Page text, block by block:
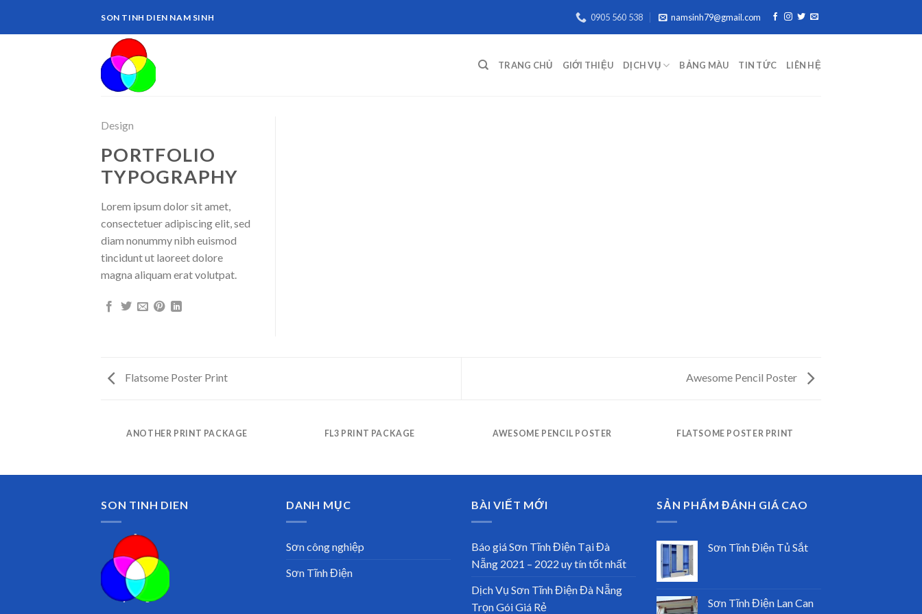
SON TINH DIEN NAM SINH 0905 560 538 namsinh79@gmail.com
TRANG CHỦ GIỚI THIỆU DỊCH VỤ BẢNG MÀU TIN TỨC LIÊN HỆ
Design
PORTFOLIO
TYPOGRAPHY
Lorem ipsum dolor sit amet,
consectetuer adipiscing elit, sed
diam nonummy nibh euismod
tincidunt ut laoreet dolore
magna aliquam erat volutpat.
Flatsome Poster Print Awesome Pencil Poster
ANOTHER PRINT PACKAGE FL3 PRINT PACKAGE AWESOME PENCIL POSTER FLATSOME POSTER PRINT
SON TINH DIEN DANH MỤC
Sơn công nghiệp
Sơn Tĩnh Điện
BÀI VIẾT MỚI
Báo giá Sơn Tĩnh Điện Tại Đà
Nẵng 2021 – 2022 uy tín tốt nhất
Dịch Vụ Sơn Tĩnh Điện Đà Nẵng
Trọn Gói Giá Rẻ
SẢN PHẨM ĐÁNH GIÁ CAO
Sơn Tĩnh Điện Tủ Sắt
Sơn Tĩnh Điện Lan Can